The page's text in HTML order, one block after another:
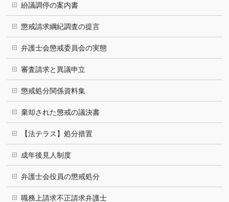
紛議調停の案内書
懲戒請求綱紀調査の提言
弁護士会懲戒委員会の実態
審査請求と異議申立
懲戒処分関係資料集
棄却された懲戒の議決書
【法テラス】処分措置
成年後見人制度
弁護士会役員の懲戒処分
職務上請求不正請求弁護士